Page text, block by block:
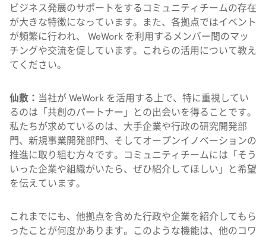
ビジネス発展のサポートをするコミュニティチームの存在
が大きな特徴になっています。また、各拠点ではイベント
が頻繁に行われ、 WeWork を利用するメンバー間のマッ
チングや交流を促しています。これらの活用について教え
てください。
仙敷： 当社が WeWork を活用する上で、特に重視してい
るのは「共創のパートナー」との出会いを得ることです。
私たちが求めているのは、大手企業や行政の研究開発部
門、新規事業開発部門、そしてオープンイノベーションの
推進に取り組む方々です。コミュニティチームには「そう
いった企業や組織がいたら、ぜひ紹介してほしい」と希望
を伝えています。
これまでにも、他拠点を含めた行政や企業を紹介してもら
ったことが何度かあります。このような機能は、他のコワ